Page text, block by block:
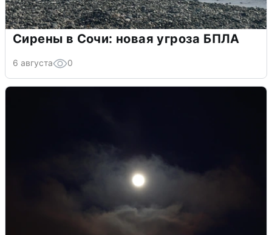
Сирены в Сочи: новая угроза БПЛА
6 августа 0